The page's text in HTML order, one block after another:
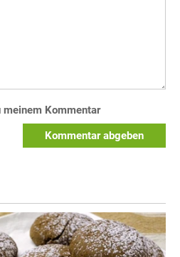
meinem Kommentar
Kommentar abgeben